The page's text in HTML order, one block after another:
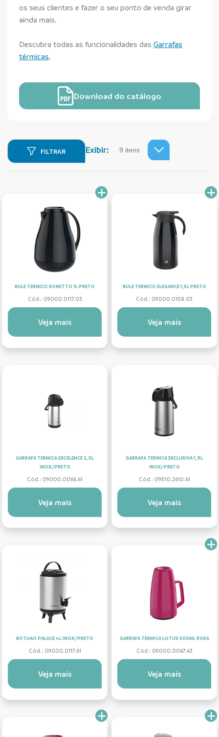
os seus clientes e fazer o seu ponto de venda girar
ainda mais.
Descubra todas as funcionalidades das Garrafas
térmicas.
Download do catálogo
FILTRAR Exibir:
BULE TERMICO SONETTO 1L PRETO
Cód.: 09000.0117.03
Veja mais
BULE TERMICO ELEGANCE 1,5L PRETO
Cód.: 09000.0158.03
Veja mais
GARRAFA TERMICA EXCELENCE 2,5L
INOX/PRETO
Cód.: 09000.0066.61
Veja mais
GARRAFA TERMICA EXCLUSIVA 1,9L
INOX/PRETO
Cód.: 09510.2610.61
Veja mais
BOTIJAO PALACE 4L INOX/PRETO
Cód.: 09000.0117.61
Veja mais
GARRAFA TERMICA LOTUS 500ML ROSA
Cód.: 09000.0067.43
Veja mais